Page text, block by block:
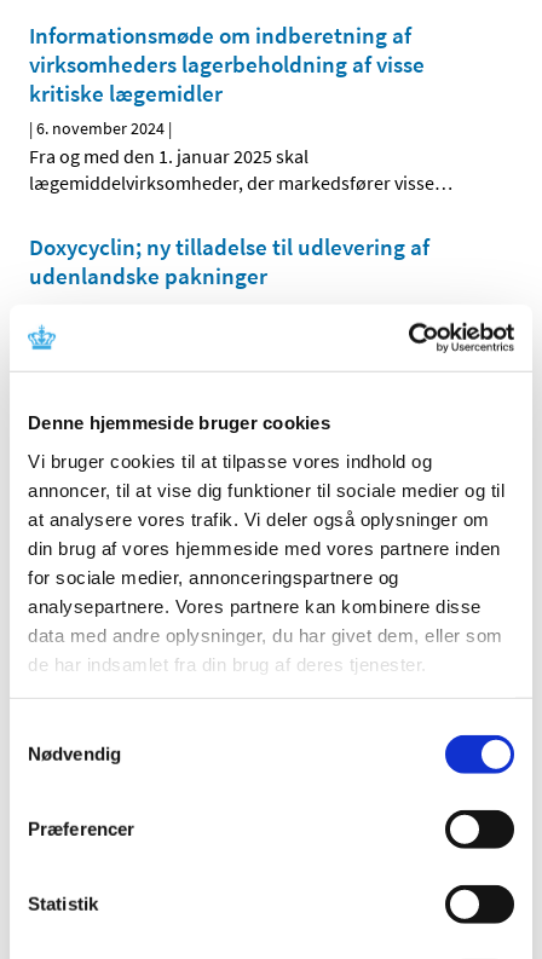
Denne hjemmeside bruger cookies
Vi bruger cookies til at tilpasse vores indhold og
annoncer, til at vise dig funktioner til sociale medier og til
at analysere vores trafik. Vi deler også oplysninger om
din brug af vores hjemmeside med vores partnere inden
for sociale medier, annonceringspartnere og
analysepartnere. Vores partnere kan kombinere disse
data med andre oplysninger, du har givet dem, eller som
de har indsamlet fra din brug af deres tjenester.
Nødvendig
Præferencer
Statistik
Informationsmøde om indberetning af
virksomheders lagerbeholdning af visse
kritiske lægemidler
|6. november 2024 |
Fra og med den 1. januar 2025 skal
lægemiddelvirksomheder, der markedsfører visse…
Doxycyclin; ny tilladelse til udlevering af
udenlandske pakninger
Lægemiddelstyrelsen har givet ny tilladelse til ordination
og udlevering af udenlandsk lægemiddel…
Ny digital formular til ansøgning om tilladelse
til destruktion af euforiserende stoffer
|5. november 2024|
1. december 2024 tages en ny digital formular til
ansøgning om tilladelse til destruktion af…
Forrige 1 2
Alle (2506)
TID
november (28)